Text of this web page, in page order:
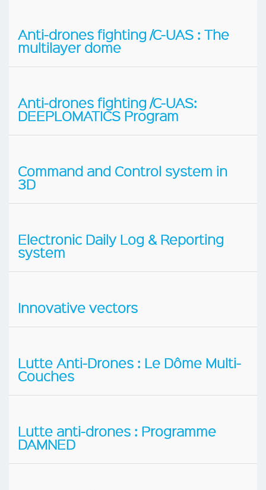
Anti-drones fighting /C-UAS : The
multilayer dome
Anti-drones fighting /C-UAS:
DEEPLOMATICS Program
Command and Control system in
3D
Electronic Daily Log & Reporting
system
Innovative vectors
Lutte Anti-Drones : Le Dôme Multi-
Couches
Lutte anti-drones : Programme
DAMNED